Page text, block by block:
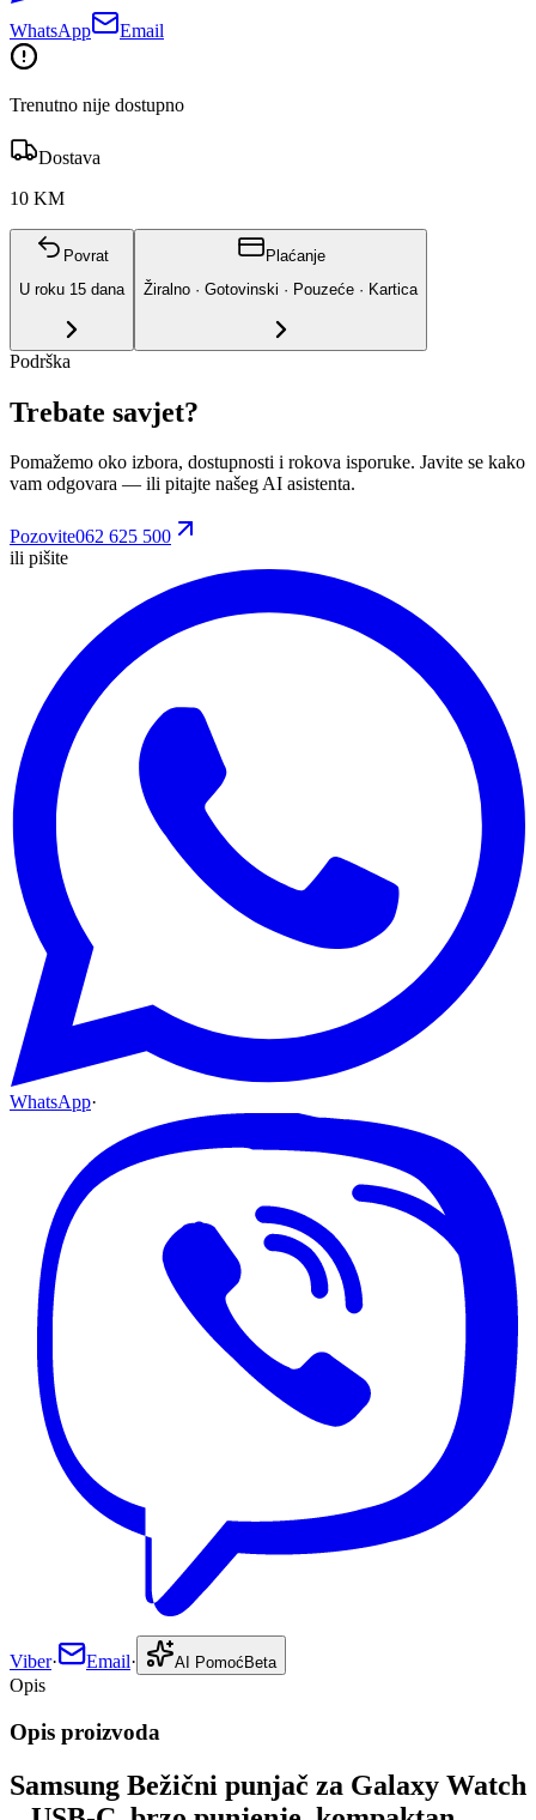
WhatsApp Email
Trenutno nije dostupno
Dostava
10 KM
Povrat
U roku 15 dana
Plaćanje
Žiralno · Gotovinski · Pouzeće · Kartica
Podrška
Trebate savjet?
Pomažemo oko izbora, dostupnosti i rokova isporuke. Javite se kako
vam odgovara — ili pitajte našeg AI asistenta.
Pozovite062 625 500
ili pišite
WhatsApp·
Viber· Email· AI Pomoć Beta
Opis
Opis proizvoda
Samsung Bežični punjač za Galaxy Watch